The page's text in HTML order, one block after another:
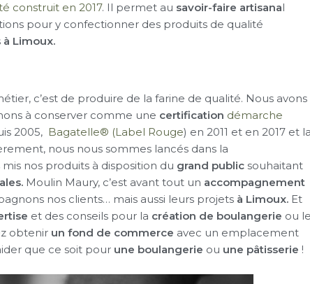
construit en 2017. Il permet au savoir-faire artisanal
pour y confectionner des produits de qualité
à Limoux.
c’est de produire de la farine de qualité. Nous avons
à conserver comme une certification démarche
2005, Bagatelle® (Label Rouge) en 2011 et en 2017 et
nous nous sommes lancés dans la
mis nos produits à disposition du grand public souhaitant
Moulin Maury, c’est avant tout un accompagnement
nos clients… mais aussi leurs projets à Limoux. Et
et des conseils pour la création de boulangerie ou
obtenir un fond de commerce avec un emplacement
que ce soit pour une boulangerie ou une pâtisserie !